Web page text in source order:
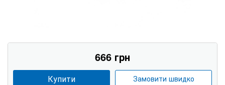
666 грн
Купити Замовити швидко